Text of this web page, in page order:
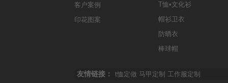
客户案例
印花图案
T恤•文化衫
帽衫卫衣
防晒衣
棒球帽
友情链接： t恤定做 马甲定制 工作服定制